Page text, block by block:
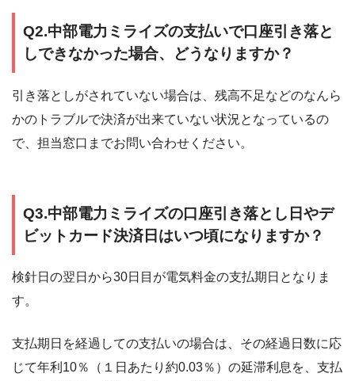
Q2.中部電力ミライズの支払いで口座引き落と
しできなかった場合、どうなりますか？
引き落としがされていない場合は、残高不足などのなんら
かのトラブルで決済が出来ていない状況となっているの
で、担当窓口までお問い合わせください。
Q3.中部電力ミライズの口座引き落とし日やデ
ビットカード決済日はいつ頃になりますか？
検針日の翌日から30日目が電気料金の支払期日となりま
す。
支払期日を経過しての支払いの場合は、その経過日数に応
じて年利10％（１日あたり約0.03％）の延滞利息を、支払